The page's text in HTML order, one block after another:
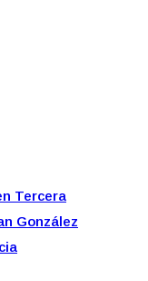
Tercera
González